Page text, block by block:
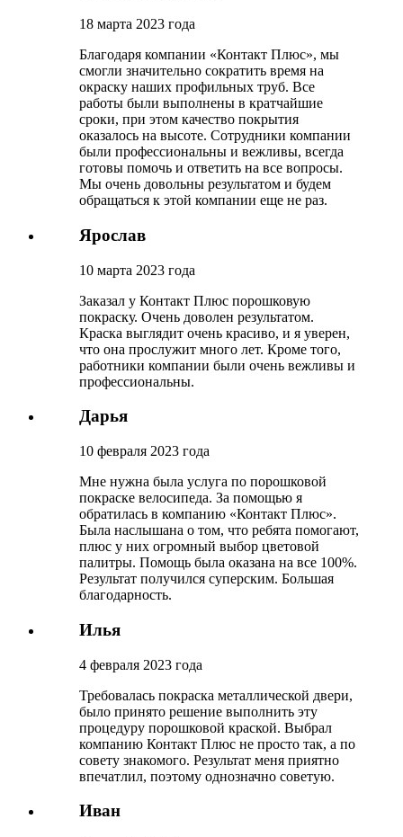
18 марта 2023 года
Благодаря компании «Контакт Плюс», мы
смогли значительно сократить время на
окраску наших профильных труб. Все
работы были выполнены в кратчайшие
сроки, при этом качество покрытия
оказалось на высоте. Сотрудники компании
были профессиональны и вежливы, всегда
готовы помочь и ответить на все вопросы.
Мы очень довольны результатом и будем
обращаться к этой компании еще не раз.
Ярослав
10 марта 2023 года
Заказал у Контакт Плюс порошковую
покраску. Очень доволен результатом.
Краска выглядит очень красиво, и я уверен,
что она прослужит много лет. Кроме того,
работники компании были очень вежливы и
профессиональны.
Дарья
10 февраля 2023 года
Мне нужна была услуга по порошковой
покраске велосипеда. За помощью я
обратилась в компанию «Контакт Плюс».
Была наслышана о том, что ребята помогают,
плюс у них огромный выбор цветовой
палитры. Помощь была оказана на все 100%.
Результат получился суперским. Большая
благодарность.
Илья
4 февраля 2023 года
Требовалась покраска металлической двери,
было принято решение выполнить эту
процедуру порошковой краской. Выбрал
компанию Контакт Плюс не просто так, а по
совету знакомого. Результат меня приятно
впечатлил, поэтому однозначно советую.
Иван